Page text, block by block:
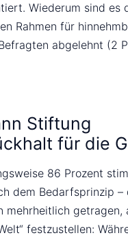
Wiederum sind es
Rahmen für
abgelehnt (2
Stiftung
für die
86 Prozent
dem Bedarfsprinzip
mehrheitlich
festzustellen: